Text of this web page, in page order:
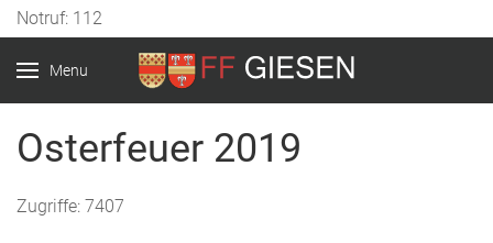
Notruf: 112
Menu
Osterfeuer 2019
Zugriffe: 7407